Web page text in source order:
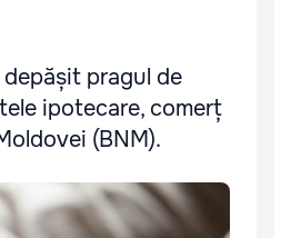
pragul de
ipotecare, comerț
(BNM).